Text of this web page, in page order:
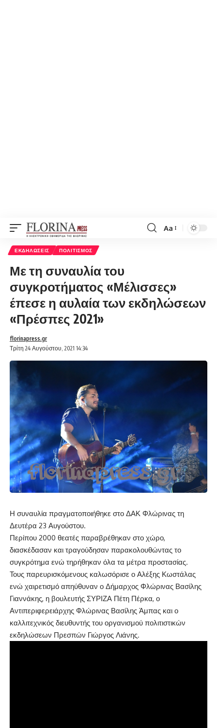
Font
Aa
ΕΚΔΗΛΏΣΕΙΣ ΠΟΛΙΤΙΣΜΌΣ
Με τη συναυλία του
συγκροτήματος «Μέλισσες»
έπεσε η αυλαία των εκδηλώσεων
«Πρέσπες 2021»
Τρίτη 24 Αυγούστου, 2021 14:34
florinapress.gr
Η συναυλία πραγματοποιήθηκε στο ΔΑΚ Φλώρινας τη
Δευτέρα 23 Αυγούστου.
Περίπου 2000 θεατές παραβρέθηκαν στο χώρο,
διασκέδασαν και τραγούδησαν παρακολουθώντας το
συγκρότημα ενώ τηρήθηκαν όλα τα μέτρα προστασίας.
Τους παρευρισκόμενους καλωσόρισε ο Αλέξης Κωστάλας
ενώ χαιρετισμό απηύθυναν ο Δήμαρχος Φλώρινας Βασίλης
Γιαννάκης, η βουλευτής ΣΥΡΙΖΑ Πέτη Πέρκα, ο
Αντιπεριφερειάρχης Φλώρινας Βασίλης Άμπας και ο
καλλιτεχνικός διευθυντής του οργανισμού πολιτιστικών
εκδηλώσεων Πρεσπών Γιώργος Λιάνης.